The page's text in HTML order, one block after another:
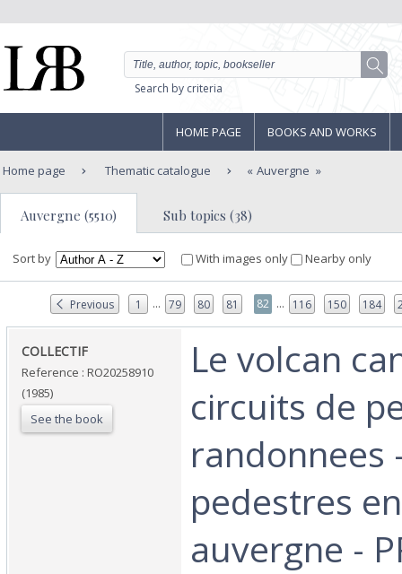
Search by criteria
HOME PAGE BOOKS AND WORKS
Home page Thematic catalogue Auvergne
Auvergne (5510) Sub topics (38)
Sort by With images only Nearby only
Previous 1 ... 79 80 81 82 ... 116 150 184
‎COLLECTIF‎
Reference : RO20258910
(1985)
See the book
‎Le volcan
circuits de
randonnees
pedestres
auvergne -